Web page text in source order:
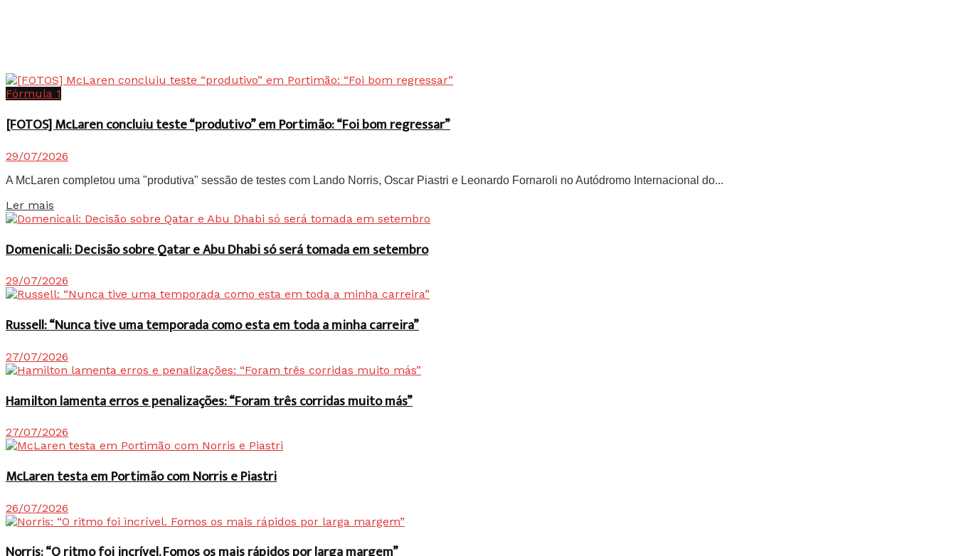
Fórmula 1
[FOTOS] McLaren concluiu teste “produtivo” em Portimão: “Foi bom regressar”
29/07/2026
A McLaren completou uma "produtiva" sessão de testes com Lando Norris, Oscar Piastri e Leonardo Fornaroli no Autódromo Internacional do...
Ler mais
Domenicali: Decisão sobre Qatar e Abu Dhabi só será tomada em setembro
29/07/2026
Russell: “Nunca tive uma temporada como esta em toda a minha carreira”
27/07/2026
Hamilton lamenta erros e penalizações: “Foram três corridas muito más”
27/07/2026
McLaren testa em Portimão com Norris e Piastri
26/07/2026